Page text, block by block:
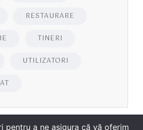
RESTAURARE
TINERI
UTILIZATORI
pentru a ne asigura că vă oferim